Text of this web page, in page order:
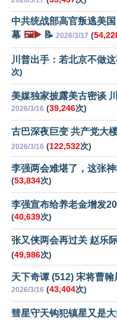
中共统战部高官叛逃美
幕 🖼️▶️ 📝 2026/3/17 (
川普出手：若北京不做
次)
美媒独家披露美古密谈
2026/3/16 (39,246次)
古巴深夜巨变 共产党大
2026/3/16 (122,532次)
李强两会难堪了，这张
(53,834次)
李强宣布给养老金增发
(40,639次)
张又侠两会再过关 赵乐
(49,986次)
天下奇谭 (512) 宋将曹
2026/3/16 (43,404次)
彗星守天钩犯镇星又是